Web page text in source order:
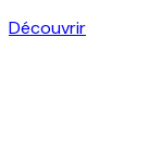
Découvrir